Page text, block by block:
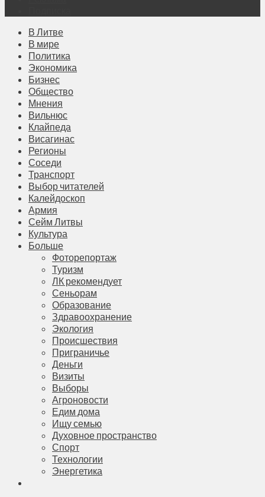
В Литве
В мире
Политика
Экономика
Бизнес
Общество
Мнения
Вильнюс
Клайпеда
Висагинас
Регионы
Соседи
Транспорт
Выбор читателей
Калейдоскоп
Армия
Сейм Литвы
Культура
Больше
Фоторепортаж
Туризм
ЛК рекомендует
Сеньорам
Образование
Здравоохранение
Экология
Происшествия
Приграничье
Деньги
Визиты
Выборы
Агроновости
Едим дома
Ищу семью
Духовное пространство
Спорт
Технологии
Энергетика